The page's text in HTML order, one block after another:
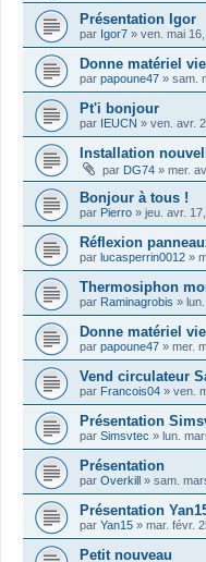
Présentation Igor
par Igor7 » ven. mai
Donne matériel
par papoune47 » sam.
Pt'i bonjour
par IEUCN » ven. avr.
Installation
par DG74 » mer.
Bonjour à tous !
par Pierro » jeu. avr.
Réflexion
par lucasperrin0012 »
Thermosiphon
par Raminagrobis »
Donne matériel
par papoune47 » mer.
Vend circulateur
par Francois04 » ven.
Présentation
par Simsvtec » lun.
Présentation
par Overkill » sam.
Présentation
par Yan15 » mar. févr.
Petit nouveau